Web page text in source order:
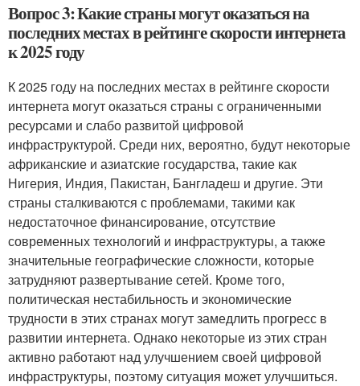
Вопрос 3: Какие страны могут оказаться на
последних местах в рейтинге скорости интернета
к 2025 году
К 2025 году на последних местах в рейтинге скорости
интернета могут оказаться страны с ограниченными
ресурсами и слабо развитой цифровой
инфраструктурой. Среди них, вероятно, будут некоторые
африканские и азиатские государства, такие как
Нигерия, Индия, Пакистан, Бангладеш и другие. Эти
страны сталкиваются с проблемами, такими как
недостаточное финансирование, отсутствие
современных технологий и инфраструктуры, а также
значительные географические сложности, которые
затрудняют развертывание сетей. Кроме того,
политическая нестабильность и экономические
трудности в этих странах могут замедлить прогресс в
развитии интернета. Однако некоторые из этих стран
активно работают над улучшением своей цифровой
инфраструктуры, поэтому ситуация может улучшиться.